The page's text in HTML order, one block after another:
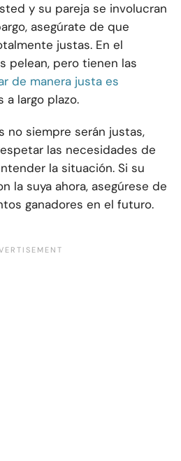
y su pareja se involucran
asegúrate de que
justas. En el
pelean, pero tienen las
de manera justa es
a largo plazo.
no siempre serán justas,
las necesidades de
la situación. Si su
la suya ahora, asegúrese de
ganadores en el futuro.